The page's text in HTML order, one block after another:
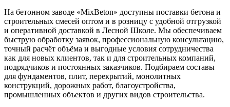
На бетонном заводе «MixBeton» доступны поставки бетона и
строительных смесей оптом и в розницу с удобной отгрузкой
и оперативной доставкой в Лесной Школе. Мы обеспечиваем
быструю обработку заявок, профессиональную консультацию,
точный расчёт объёма и выгодные условия сотрудничества
как для новых клиентов, так и для строительных компаний,
подрядчиков и постоянных заказчиков. Подбираем составы
для фундаментов, плит, перекрытий, монолитных
конструкций, дорожных работ, благоустройства,
промышленных объектов и других видов строительства.